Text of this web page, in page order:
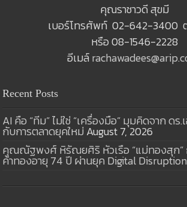
คุณราชาวดี สุขมี
เบอร์โทรศัพท์ 02-642-3400
หรือ 08-1546-2228
อีเมล์
Recent Posts
AI คือ “ทีม” ไม่ใช่ “เครื่องมือ” มุมคิดจาก ด
กับการตลาดยุคใหม่ August 7, 2026
คุณณัฐพงศ์ หิรัณยศิริ หัวเรือ “แม่ทองสุก”
ค้าทองอายุ 74 ปี ผ่านยุค Digital Disruption